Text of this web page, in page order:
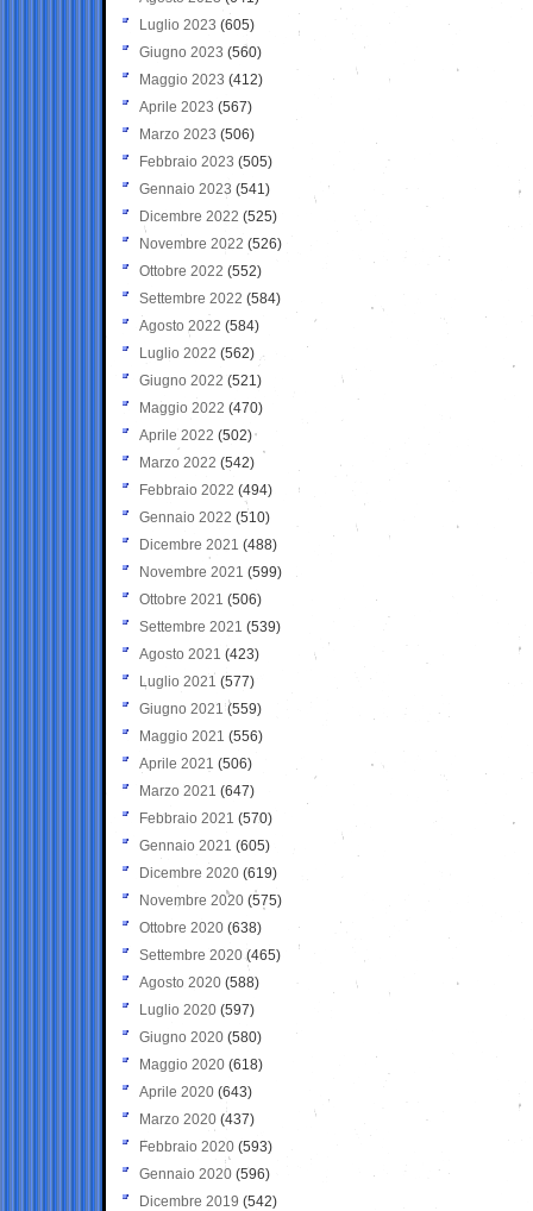
Luglio 2023 (605)
Giugno 2023 (560)
Maggio 2023 (412)
Aprile 2023 (567)
Marzo 2023 (506)
Febbraio 2023 (505)
Gennaio 2023 (541)
Dicembre 2022 (525)
Novembre 2022 (526)
Ottobre 2022 (552)
Settembre 2022 (584)
Agosto 2022 (584)
Luglio 2022 (562)
Giugno 2022 (521)
Maggio 2022 (470)
Aprile 2022 (502)
Marzo 2022 (542)
Febbraio 2022 (494)
Gennaio 2022 (510)
Dicembre 2021 (488)
Novembre 2021 (599)
Ottobre 2021 (506)
Settembre 2021 (539)
Agosto 2021 (423)
Luglio 2021 (577)
Giugno 2021(559)
Maggio 2021 (556)
Aprile 2021 (506)
Marzo 2021 (647)
Febbraio 2021 (570)
Gennaio 2021 (605)
Dicembre 2020 (619)
Novembre 2020 (575)
Ottobre 2020 (638)
Settembre 2020(465)
Agosto 2020 (588)
Luglio 2020 (597)
Giugno 2020 (580)
Maggio 2020 (618)
Aprile 2020 (643)
Marzo 2020 (437)
Febbraio 2020 (593)
Gennaio 2020 (596)
Dicembre 2019 (542)